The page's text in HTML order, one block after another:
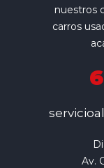
nuestros
carros
Av.